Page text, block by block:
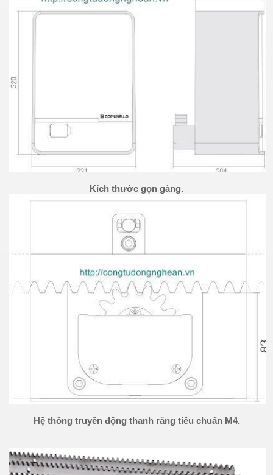
Kích thước gọn gàng.
Hệ thống truyền động thanh răng tiêu chuẩn M4.